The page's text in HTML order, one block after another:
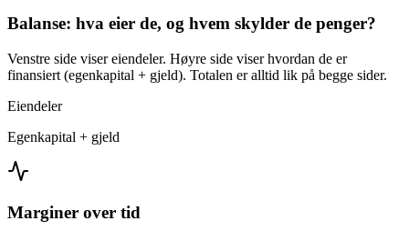
Balanse: hva eier de, og hvem skylder de penger?
Venstre side viser eiendeler. Høyre side viser hvordan de er
finansiert (egenkapital + gjeld). Totalen er alltid lik på begge sider.
Eiendeler
Egenkapital + gjeld
Marginer over tid